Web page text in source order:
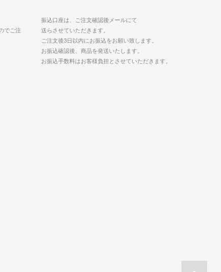
振込口座は、ご注文確認後メールにて
送らさせていただきます。
ご注文後3日以内にお振込をお願い致します。
お振込確認後、商品を発送いたします。
お振込手数料はお客様負担とさせていただきます。
でご注